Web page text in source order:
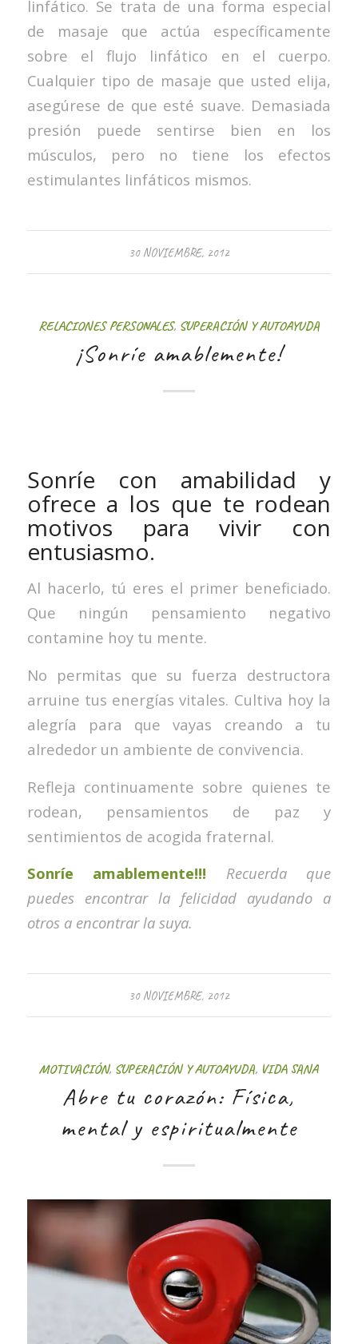
linfático. Se trata de una forma especial
de masaje que actúa específicamente
sobre el flujo linfático en el cuerpo.
Cualquier tipo de masaje que usted elija,
asegúrese de que esté suave. Demasiada
presión puede sentirse bien en los
músculos, pero no tiene los efectos
estimulantes linfáticos mismos.
30 NOVIEMBRE, 2012
RELACIONES PERSONALES, SUPERACIÓN Y AUTOAYUDA
¡Sonríe amablemente!
Sonríe con amabilidad y
ofrece a los que te rodean
motivos para vivir con
entusiasmo.
Al hacerlo, tú eres el primer beneficiado.
Que ningún pensamiento negativo
contamine hoy tu mente.
No permitas que su fuerza destructora
arruine tus energías vitales. Cultiva hoy la
alegría para que vayas creando a tu
alrededor un ambiente de convivencia.
Refleja continuamente sobre quienes te
rodean, pensamientos de paz y
sentimientos de acogida fraternal.
Sonríe amablemente!!!
Recuerda que
puedes encontrar la felicidad ayudando a
otros a encontrar la suya.
30 NOVIEMBRE, 2012
MOTIVACIÓN, SUPERACIÓN Y AUTOAYUDA, VIDA SANA
Abre tu corazón: Física,
mental y espiritualmente